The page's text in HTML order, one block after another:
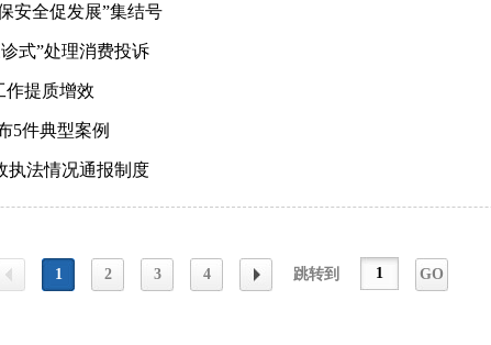
安全促发展”集结号
式”处理消费投诉
作提质增效
5件典型案例
执法情况通报制度
1 2 3 4 跳转到 GO